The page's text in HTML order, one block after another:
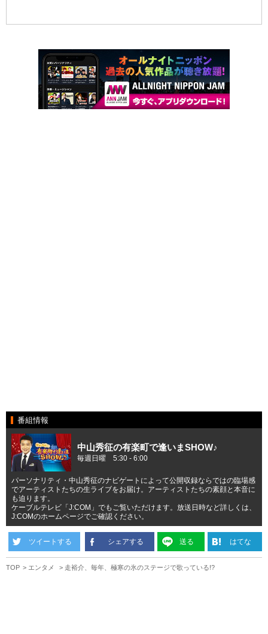
番組情報
中山秀征の有楽町で逢いまSHOW♪
毎週日曜 5:30 - 6:00
パーソナリティ・中山秀征のナビゲートによって公開収録ならではの臨場感
でアーティストたちの生ライブをお届け。アーティストたちの素顔と本音に
も迫ります。
ケーブルテレビ「J:COM」でもご覧いただけます。放送日時など詳しくは、
J:COMのホームページでご確認ください。
ツイートする シェアする 送る はてな
TOP エンタメ 走裕介、毎年、極寒の氷のステージで歌っている!?